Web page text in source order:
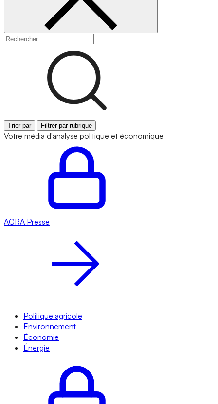
Trier par Filtrer par rubrique
Votre média d'analyse politique et économique
AGRA Presse
Politique agricole
Environnement
Économie
Énergie